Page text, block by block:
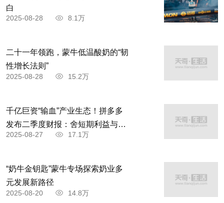
白
2025-08-28 8.1万
二十一年领跑，蒙牛低温酸奶的“韧
性增长法则”
2025-08-28 15.2万
千亿巨资“输血”产业生态！拼多多
发布二季度财报：舍短期利益与商
家共赴高质量发展
2025-08-27 17.1万
“奶牛金钥匙”蒙牛专场探索奶业多
元发展新路径
2025-08-20 14.8万